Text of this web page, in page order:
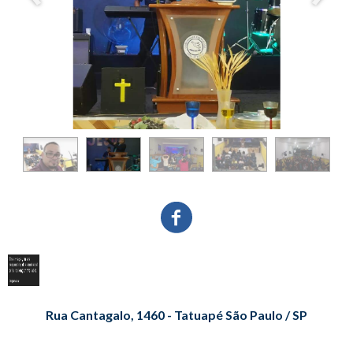
Rua Cantagalo, 1460 - Tatuapé São Paulo / SP